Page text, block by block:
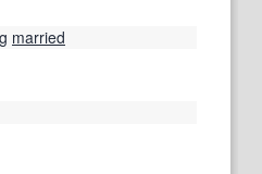
married